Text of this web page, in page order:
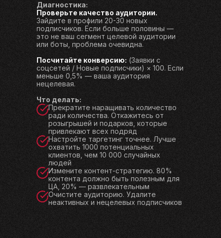
Диагностика:
Проверьте качество аудитории.
Зайдите в профили 20-30 новых
подписчиков. Если больше половины —
это не ваш сегмент целевой аудитории
или боты, проблема очевидна.
Посчитайте конверсию: (Заявки с
соцсетей / Новые подписчики) × 100. Если
меньше 0,5% — ваша аудитория
нецелевая.
Что делать:
Прекратите наращивать количество
ради количества. Откажитесь от
розыгрышей и подарков, которые
привлекают всех подряд
Настройте таргетинг точнее. Лучше
охватить 1000 потенциальных
клиентов, чем 10 000 случайных
людей
Измените контент-стратегию. 80%
контента должно быть полезным для
ЦА, 20% — развлекательным
Очистите аудиторию. Удалите
неактивных и нецелевых подписчиков